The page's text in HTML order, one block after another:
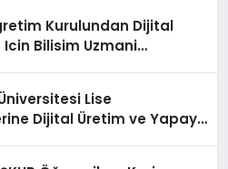
Kurulundan Dijital
Icin Bilisim Uzmani
Lise
Dijital Üretim ve Yapay